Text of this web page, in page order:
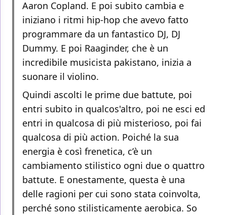
Aaron Copland. E poi subito cambia e
iniziano i ritmi hip-hop che avevo fatto
programmare da un fantastico DJ, DJ
Dummy. E poi Raaginder, che è un
incredibile musicista pakistano, inizia a
suonare il violino.
Quindi ascolti le prime due battute, poi
entri subito in qualcos'altro, poi ne esci ed
entri in qualcosa di più misterioso, poi fai
qualcosa di più action. Poiché la sua
energia è così frenetica, c’è un
cambiamento stilistico ogni due o quattro
battute. E onestamente, questa è una
delle ragioni per cui sono stata coinvolta,
perché sono stilisticamente aerobica. So